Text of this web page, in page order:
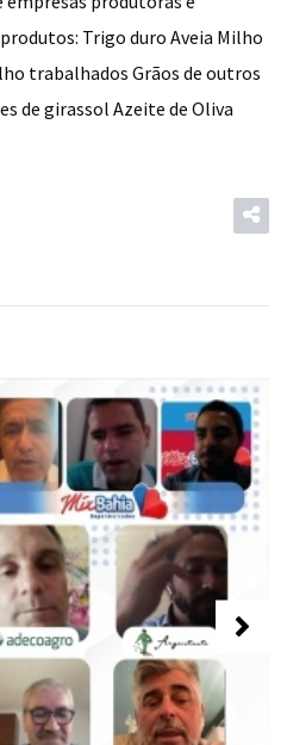
Trigo duro Aveia Milho
trabalhados Grãos de outros
de girassol Azeite de Oliva